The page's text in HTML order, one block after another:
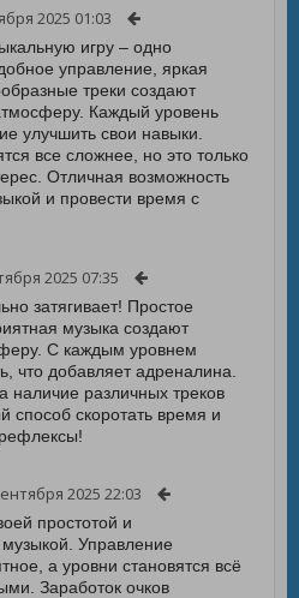
2025 01:03
игру – одно
управление, яркая
треки создают
Каждый уровень
улучшить свои навыки.
все сложнее, но это только
Отличная возможность
и провести время с
2025 07:35
затягивает! Простое
музыка создают
С каждым уровнем
что добавляет адреналина.
наличие различных треков
способ скоротать время и
2025 22:03
простотой и
Управление
а уровни становятся всё
Заработок очков